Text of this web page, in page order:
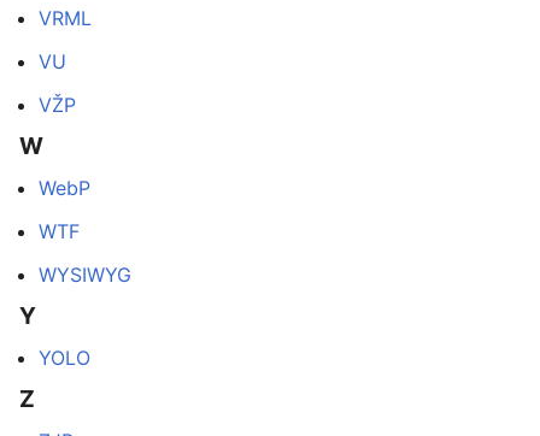
VRML
VU
VŽP
W
WebP
WTF
WYSIWYG
Y
YOLO
Z